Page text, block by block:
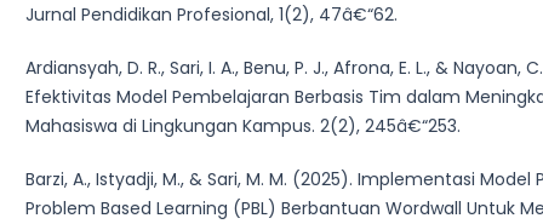
Jurnal Pendidikan Profesional, 1(2), 47â€“62.
Ardiansyah, D. R., Sari, I. A., Benu, P. J., Afrona, E. L., & Nayoan,
Efektivitas Model Pembelajaran Berbasis Tim dalam
Mahasiswa di Lingkungan Kampus. 2(2), 245â€“253.
Barzi, A., Istyadji, M., & Sari, M. M. (2025). Implementasi Model
Problem Based Learning (PBL) Berbantuan Wordwall Untuk